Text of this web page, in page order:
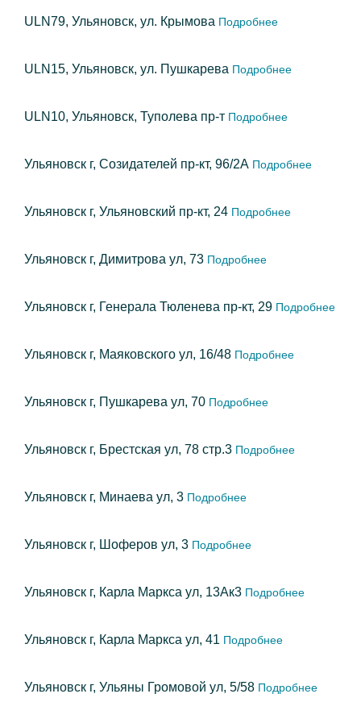
ULN79, Ульяновск, ул. Крымова Подробнее
ULN15, Ульяновск, ул. Пушкарева Подробнее
ULN10, Ульяновск, Туполева пр-т Подробнее
Ульяновск г, Созидателей пр-кт, 96/2А Подробнее
Ульяновск г, Ульяновский пр-кт, 24 Подробнее
Ульяновск г, Димитрова ул, 73 Подробнее
Ульяновск г, Генерала Тюленева пр-кт, 29 Подробнее
Ульяновск г, Маяковского ул, 16/48 Подробнее
Ульяновск г, Пушкарева ул, 70 Подробнее
Ульяновск г, Брестская ул, 78 стр.3 Подробнее
Ульяновск г, Минаева ул, 3 Подробнее
Ульяновск г, Шоферов ул, 3 Подробнее
Ульяновск г, Карла Маркса ул, 13Ак3 Подробнее
Ульяновск г, Карла Маркса ул, 41 Подробнее
Ульяновск г, Ульяны Громовой ул, 5/58 Подробнее